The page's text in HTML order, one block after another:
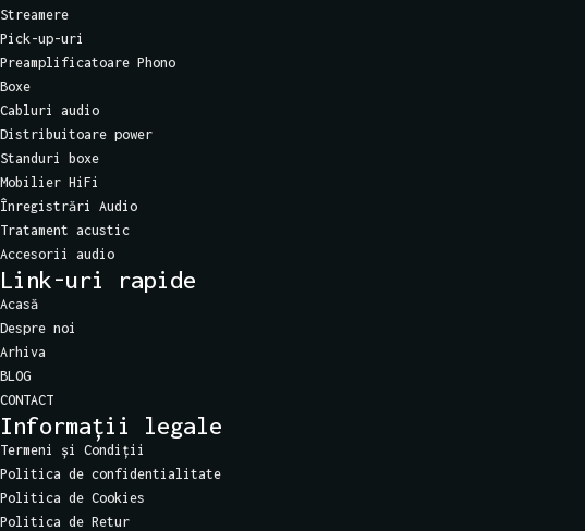
Streamere
Pick-up-uri
Preamplificatoare Phono
Boxe
Cabluri audio
Distribuitoare power
Standuri boxe
Mobilier HiFi
Înregistrări Audio
Tratament acustic
Accesorii audio
Link-uri rapide
Acasă
Despre noi
Arhiva
BLOG
CONTACT
Informații legale
Termeni și Condiții
Politica de confidentialitate
Politica de Cookies
Politica de Retur